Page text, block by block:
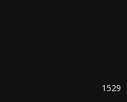
1529